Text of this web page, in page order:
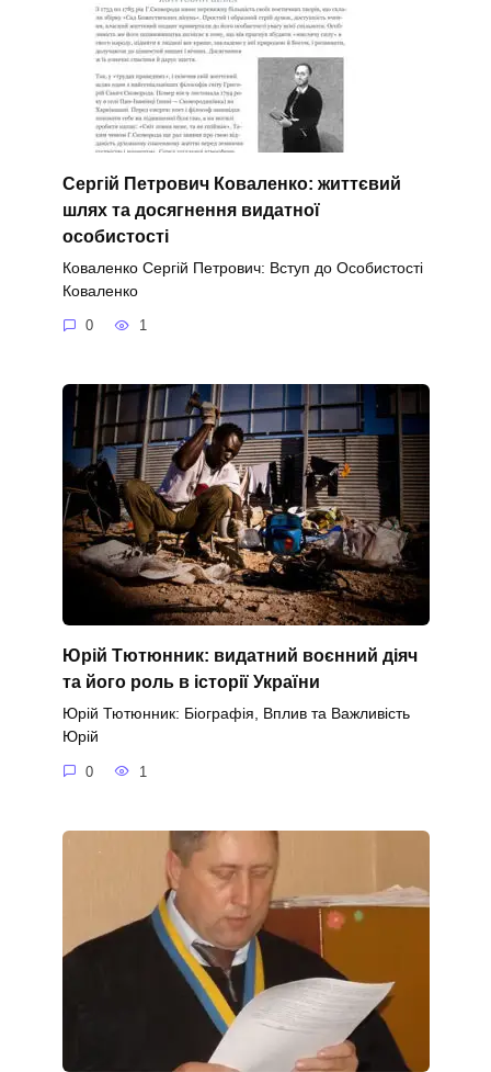
Сергій Петрович Коваленко: життєвий
шлях та досягнення видатної
особистості
Коваленко Сергій Петрович: Вступ до Особистості
Коваленко
0 1
Юрій Тютюнник: видатний воєнний діяч
та його роль в історії України
Юрій Тютюнник: Біографія, Вплив та Важливість
Юрій
0 1